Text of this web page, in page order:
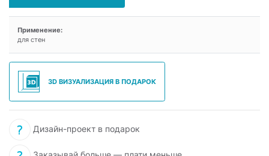
Применение:
для стен
3D ВИЗУАЛИЗАЦИЯ В ПОДАРОК
Дизайн-проект в подарок